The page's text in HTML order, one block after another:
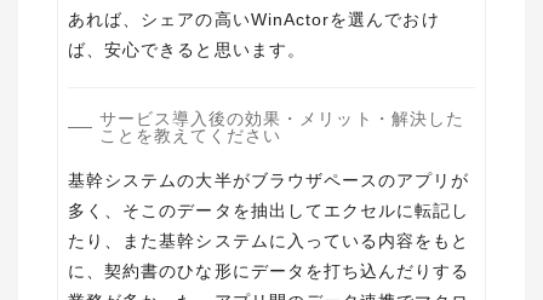
あれば、シェアの高いWinActorを選んでおけ
ば、安心できると思います。
サービス導入後の効果・メリット・解決した
ことを教えてください
基幹システムの大半がブラウザペースのアプリが
多く、そこのデータを抽出してエクセルに転記し
たり、また基幹システムに入っている内容をもと
に、契約書のひな形にデータを打ち込んだりする